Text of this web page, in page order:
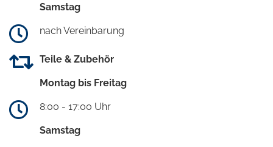
Samstag
nach Vereinbarung
Teile & Zubehör
Montag bis Freitag
8:00 - 17:00 Uhr
Samstag